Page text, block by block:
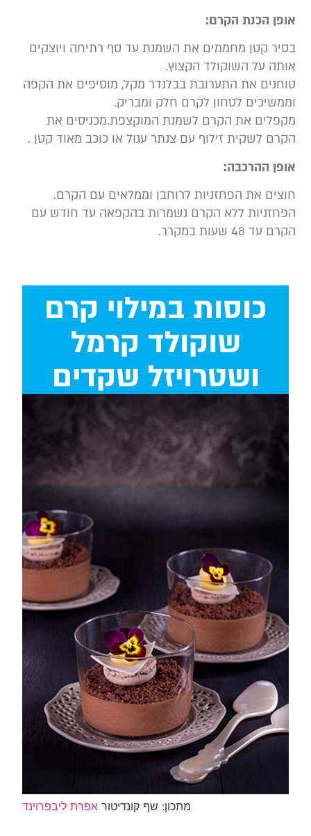
הכנת הקרם:
קטן מחממים את השמנת עד סף רתיחה ויוצקים
על השוקולד הקצוץ.
את התערובת בבלנדר מקל, מוסיפים את הקפה
לטחון לקרם חלק ומבריק.
את הקרם לשמנת המוקצפת.מכניסים את
לשקית זילוף עם צנתר עגול או כוכב מאוד קטן .
ההרכבה:
את הפחזניות לרוחבן וממלאים עם הקרם.
ללא הקרם נשמרות בהקפאה עד חודש עם
עד 48 שעות במקרר.
כוסות במילוי קרם
שוקולד קרמל
ושטרויזל שקדים
מתכון: שף קונדיטוראפרת ליבפרוינד